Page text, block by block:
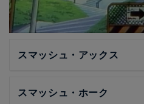
スマッシュ・アックス
スマッシュ・ホーク